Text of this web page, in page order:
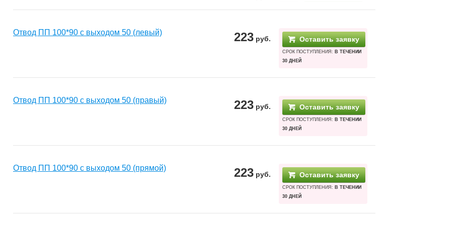
Отвод ПП 100*90 с выходом 50 (левый) 223 руб. Оставить заявку
СРОК ПОСТУПЛЕНИЯ: В ТЕЧЕНИИ
30 ДНЕЙ
Отвод ПП 100*90 с выходом 50 (правый) 223 руб. Оставить заявку
СРОК ПОСТУПЛЕНИЯ: В ТЕЧЕНИИ
30 ДНЕЙ
Отвод ПП 100*90 с выходом 50 (прямой) 223 руб. Оставить заявку
СРОК ПОСТУПЛЕНИЯ: В ТЕЧЕНИИ
30 ДНЕЙ